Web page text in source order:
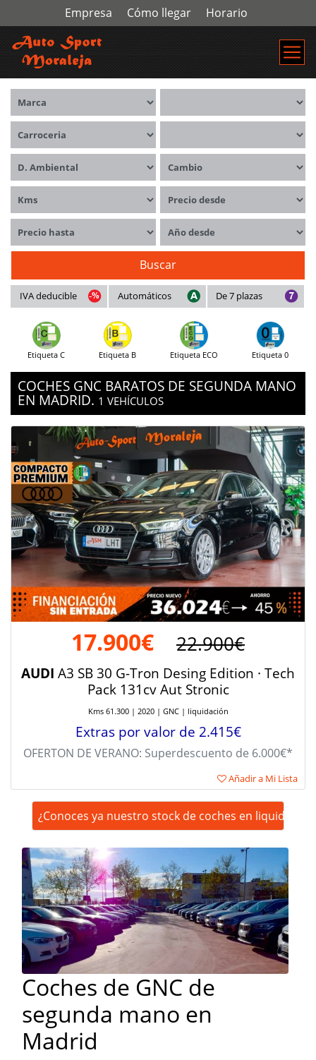
Empresa Cómo llegar Horario
Marca
Carrocerías
Distintivo ambiental Cambio
Kms Precio desde
Precio hasta Año desde
Buscar
IVA deducible Automáticos De 7 plazas
Etiqueta C Etiqueta B Etiqueta ECO Etiqueta 0
COCHES GNC BARATOS DE SEGUNDA MANO
EN MADRID. 1 VEHÍCULOS
17.900€ 22.900€
AUDI A3 SB 30 G-Tron Desing Edition · Tech
Pack 131cv Aut Stronic
Kms 61.300 | 2020 | GNC | liquidación
Extras por valor de 2.415€
OFERTON DE VERANO: Superdescuento de 6.000€*
Añadir a Mi Lista
¿Conoces ya nuestro stock de coches en
Coches de GNC de
segunda mano en
Madrid